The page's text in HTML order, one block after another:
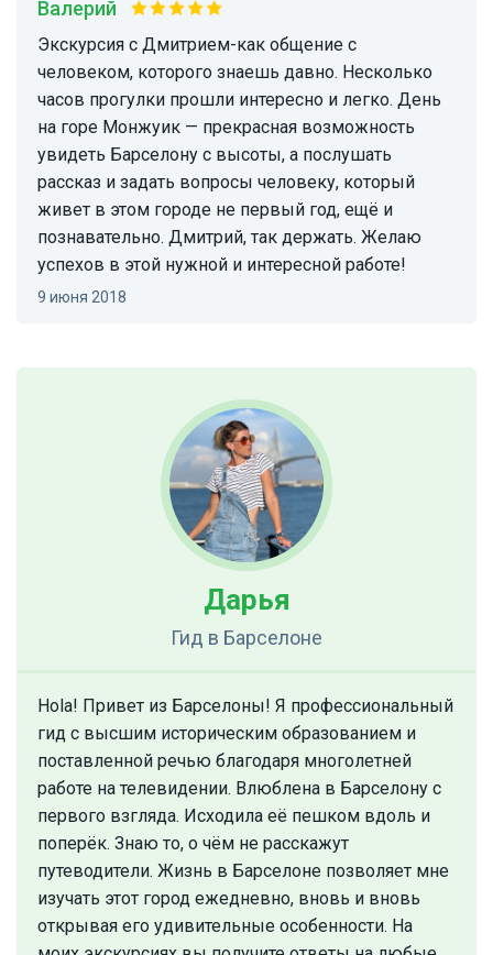
Валерий
Экскурсия с Дмитрием-как общение с
человеком, которого знаешь давно. Несколько
часов прогулки прошли интересно и легко. День
на горе Монжуик — прекрасная возможность
увидеть Барселону с высоты, а послушать
рассказ и задать вопросы человеку, который
живет в этом городе не первый год, ещё и
познавательно. Дмитрий, так держать. Желаю
успехов в этой нужной и интересной работе!
9 июня 2018
Дарья
Гид в Барселоне
Hola! Привет из Барселоны! Я профессиональный
гид с высшим историческим образованием и
поставленной речью благодаря многолетней
работе на телевидении. Влюблена в Барселону с
первого взгляда. Исходила её пешком вдоль и
поперёк. Знаю то, о чём не расскажут
путеводители. Жизнь в Барселоне позволяет мне
изучать этот город ежедневно, вновь и вновь
открывая его удивительные особенности. На